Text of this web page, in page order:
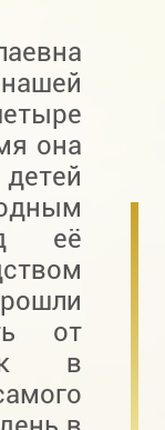
она
её
от
в